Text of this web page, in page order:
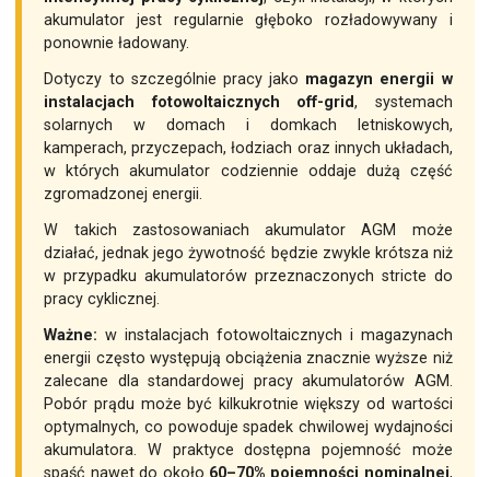
akumulator jest regularnie głęboko rozładowywany i
ponownie ładowany.
Dotyczy to szczególnie pracy jako magazyn energii w
instalacjach fotowoltaicznych off-grid, systemach
solarnych w domach i domkach letniskowych,
kamperach, przyczepach, łodziach oraz innych układach,
w których akumulator codziennie oddaje dużą część
zgromadzonej energii.
W takich zastosowaniach akumulator AGM może
działać, jednak jego żywotność będzie zwykle krótsza niż
w przypadku akumulatorów przeznaczonych stricte do
pracy cyklicznej.
Ważne: w instalacjach fotowoltaicznych i magazynach
energii często występują obciążenia znacznie wyższe niż
zalecane dla standardowej pracy akumulatorów AGM.
Pobór prądu może być kilkukrotnie większy od wartości
optymalnych, co powoduje spadek chwilowej wydajności
akumulatora. W praktyce dostępna pojemność może
spaść nawet do około 60–70% pojemności nominalnej,